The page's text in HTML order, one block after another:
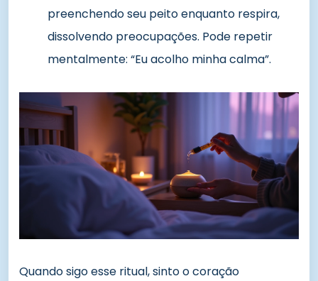
preenchendo seu peito enquanto respira,
dissolvendo preocupações. Pode repetir
mentalmente: “Eu acolho minha calma”.
Quando sigo esse ritual, sinto o coração